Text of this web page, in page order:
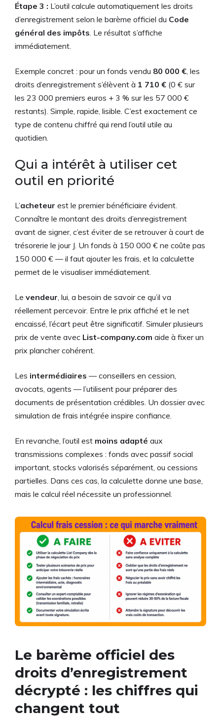
Étape 3 : L’outil calcule automatiquement les droits
d’enregistrement selon le barème officiel du Code
général des impôts . Le résultat s’affiche
immédiatement.
Exemple concret : pour un fonds vendu 80 000 € , les
droits d’enregistrement s’élèvent à 1 710 € (0 € sur
les 23 000 premiers euros + 3 % sur les 57 000 €
restants). Simple, rapide, lisible. C’est exactement ce
type de contenu chiffré qui rend l’outil utile au
quotidien.
Qui a intérêt à utiliser cet
outil en priorité
L’acheteur est le premier bénéficiaire évident.
Connaître le montant des droits d’enregistrement
avant de signer, c’est éviter de se retrouver à court de
trésorerie le jour J. Un fonds à 150 000 € ne coûte pas
150 000 € — il faut ajouter les frais, et la calculette
permet de le visualiser immédiatement.
Le vendeur , lui, a besoin de savoir ce qu’il va
réellement percevoir. Entre le prix affiché et le net
encaissé, l’écart peut être significatif. Simuler plusieurs
prix de vente avec List-company.com aide à fixer un
prix plancher cohérent.
Les intermédiaires — conseillers en cession,
avocats, agents — l’utilisent pour préparer des
documents de présentation crédibles. Un dossier avec
simulation de frais intégrée inspire confiance.
En revanche, l’outil est moins adapté aux
transmissions complexes : fonds avec passif social
important, stocks valorisés séparément, ou cessions
partielles. Dans ces cas, la calculette donne une base,
mais le calcul réel nécessite un professionnel.
Le barème officiel des
droits d’enregistrement
décrypté : les chiffres qui
changent tout